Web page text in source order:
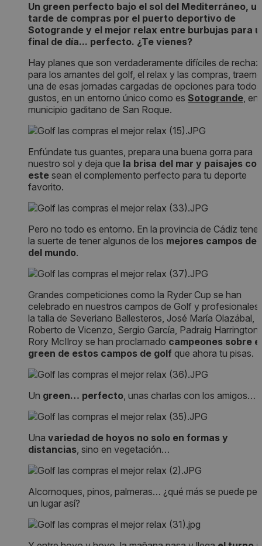
Un green perfecto bajo el sol del Mediterráneo,
tarde de compras por el puerto deportivo de
Sotogrande y el mejor relax entre burbujas para
final de día... perfecto. ¿Te vienes?
Hay planes que son verdaderamente difíciles de
para los amantes del golf, el relax y las compras,
una de esas jornadas cargadas de opciones para
gustos, en un entorno único como es Sotogrande, en
municipio gaditano de San Roque.
Enfúndate tus guantes, prepara una buena gorra para
nuestro sol y deja que la brisa del mar y paisajes
este sean el complemento perfecto para tu deporte
favorito.
Pero no todo es entorno. En la provincia de Cádiz
la suerte de tener algunos de los mejores campos de
del mundo.
Grandes competiciones como la Ryder Cup se han
celebrado en nuestros campos de Golf y profesionales
la talla de Severiano Ballesteros, José María Olazábal,
Roberto de Vicenzo, Sergio García, Padraig Harrington
Rory McIlroy se han proclamado campeones sobre el
green de estos campos de golf que ahora tu pisas.
Un green… perfecto, unas charlas con los amigos…
Una variedad de hoyos no solo en formas y
distancias, sino en vegetación…
Alcornoques, pinos, palmeras… ¿qué más se puede
un lugar así?